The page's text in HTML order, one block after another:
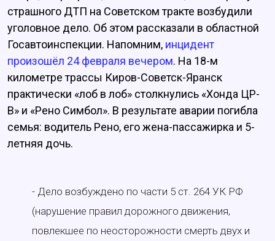
страшного ДТП на Советском тракте возбудили
уголовное дело. Об этом рассказали в областной
Госавтоинспекции. Напомним, инцидент
произошёл 24 февраля вечером. На 18-м
километре трассы Киров-Советск-Яранск
практически «лоб в лоб» столкнулись «Хонда ЦР-
В» и «Рено Симбол». В результате аварии погибла
семья: водитель Рено, его жена-пассажирка и 5-
летняя дочь.
- Дело возбуждено по части 5 ст. 264 УК РФ
(нарушение правил дорожного движения,
повлекшее по неосторожности смерть двух и